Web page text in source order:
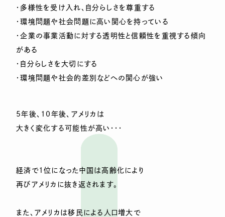
・多様性を受け入れ、自分らしさを尊重する
・環境問題や社会問題に高い関心を持っている
・企業の事業活動に対する透明性と信頼性を重視する傾向
がある
・自分らしさを大切にする
・環境問題や社会的差別などへの関心が強い
5年後、10年後、アメリカは
大きく変化する可能性が高い・・・
経済で1位になった中国は高齢化により
再びアメリカに抜き返されます。
また、アメリカは移民による人口増大で